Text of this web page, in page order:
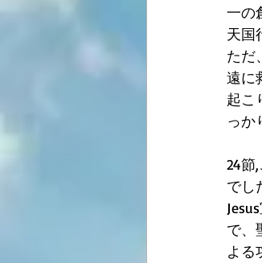
一の
天国
ただ
遠に
起こ
っか
24節
でし
で、
よる